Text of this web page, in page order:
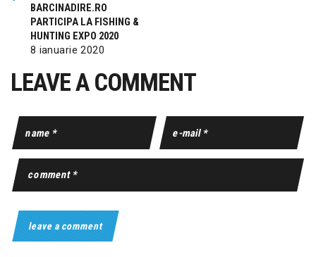
BARCINADIRE.RO
PARTICIPA LA FISHING &
HUNTING EXPO 2020
8 ianuarie 2020
LEAVE A COMMENT